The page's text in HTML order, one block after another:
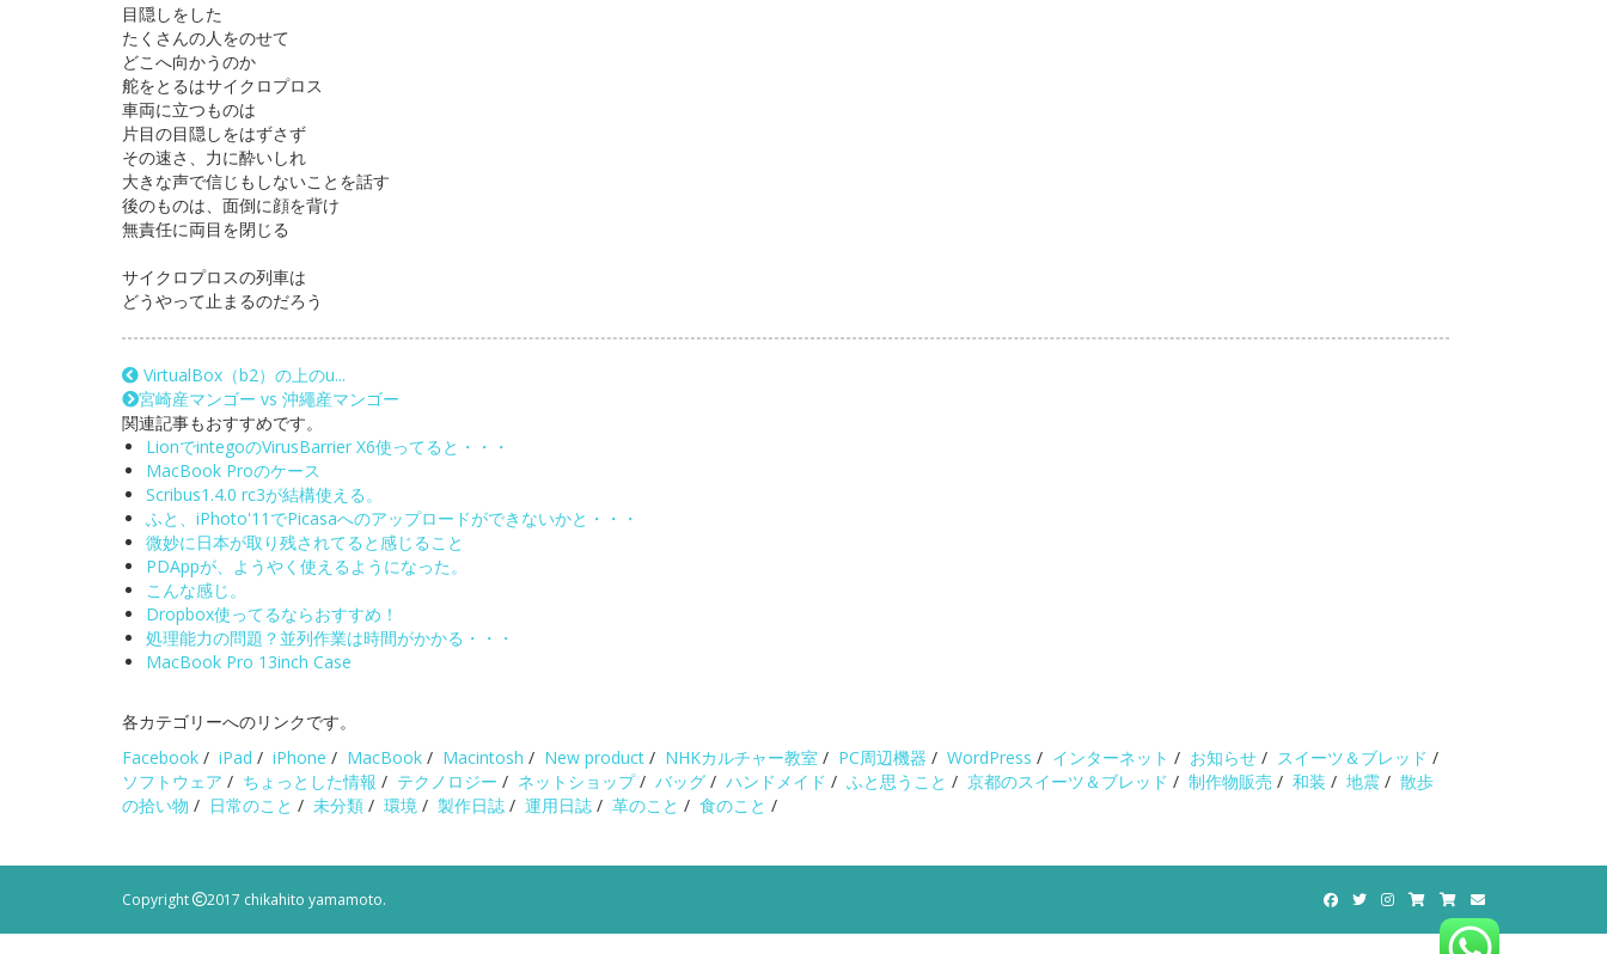
目隠しをした
たくさんの人をのせて
どこへ向かうのか
舵をとるはサイクロプロス
車両に立つものは
片目の目隠しをはずさず
その速さ、力に酔いしれ
大きな声で信じもしないことを話す
後のものは、面倒に顔を背け
無責任に両目を閉じる
サイクロプロスの列車は
どうやって止まるのだろう
VirtualBox（b2）の上のu...
宮崎産マンゴー vs 沖繩産マンゴー
関連記事もおすすめです。
LionでintegoのVirusBarrier X6使ってると・・・
MacBook Proのケース
Scribus1.4.0 rc3が結構使える。
ふと、iPhoto'11でPicasaへのアップロードができないかと・・・
微妙に日本が取り残されてると感じること
PDAppが、ようやく使えるようになった。
こんな感じ。
Dropbox使ってるならおすすめ！
処理能力の問題？並列作業は時間がかかる・・・
MacBook Pro 13inch Case
各カテゴリーへのリンクです。
Facebook / iPad / iPhone / MacBook / Macintosh / New product / NHKカルチャー教室 / PC周辺機器 / WordPress / インターネット / お知らせ / スイーツ＆ブレッド /
ソフトウェア / ちょっとした情報 / テクノロジー / ネットショップ/ バッグ / ハンドメイド / ふと思うこと / 京都のスイーツ＆ブレッド / 制作物販売 / 和装 / 地震 / 散歩
の拾い物 / 日常のこと / 未分類 / 環境 / 製作日誌 / 運用日誌 / 革のこと / 食のこと /
Copyright 2017 chikahito yamamoto.